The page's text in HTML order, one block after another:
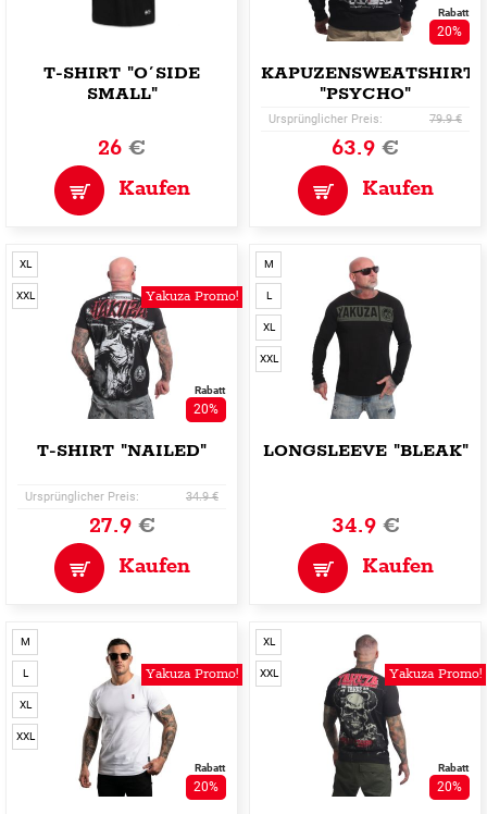
T-SHIRT "O´SIDE
SMALL"
26€
Kaufen
Rabatt
20%
KAPUZENSWEATSHIRT
"PSYCHO"
Ursprünglicher Preis: 79.9 €
63.9€
Kaufen
Yakuza Promo!
XL
XXL
Rabatt
20%
T-SHIRT "NAILED"
Ursprünglicher Preis: 34.9 €
27.9€
Kaufen
M
L
XL
XXL
LONGSLEEVE "BLEAK"
34.9€
Kaufen
Yakuza Promo!
M
L
XL
XXL
Rabatt
20%
Yakuza Promo!
XL
XXL
Rabatt
20%